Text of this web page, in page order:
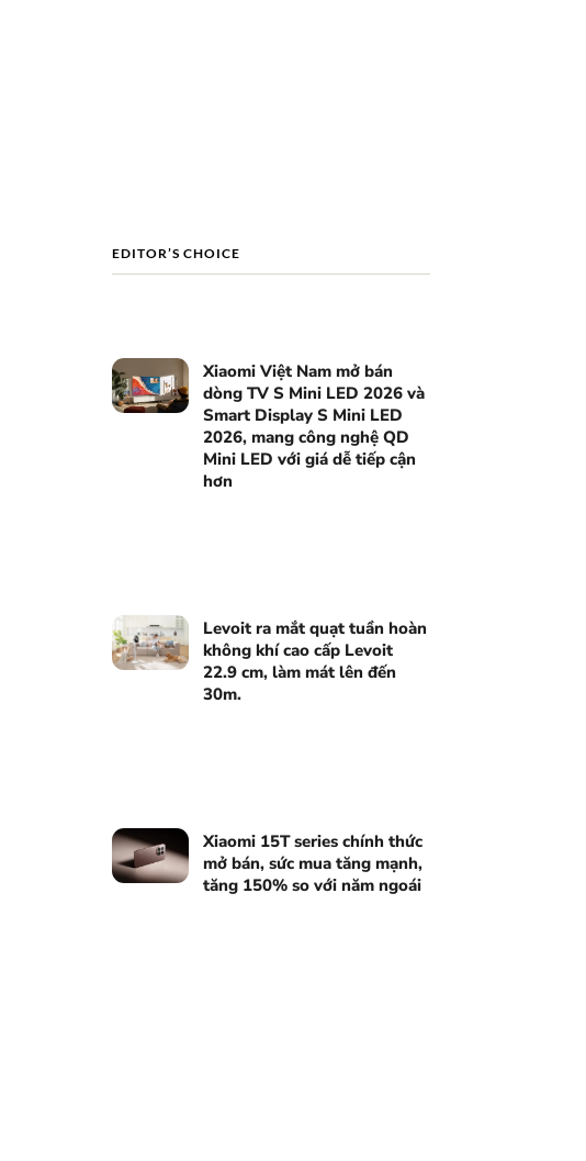
EDITOR’S CHOICE
Xiaomi Việt Nam mở bán
dòng TV S Mini LED 2026 và
Smart Display S Mini LED
2026, mang công nghệ QD
Mini LED với giá dễ tiếp cận
hơn
Levoit ra mắt quạt tuần hoàn
không khí cao cấp Levoit
22.9 cm, làm mát lên đến
30m.
Xiaomi 15T series chính thức
mở bán, sức mua tăng mạnh,
tăng 150% so với năm ngoái